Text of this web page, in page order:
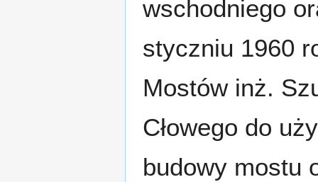
wschodniego
styczniu 1960
Mostów inż.
Cłowego do
budowy mostu